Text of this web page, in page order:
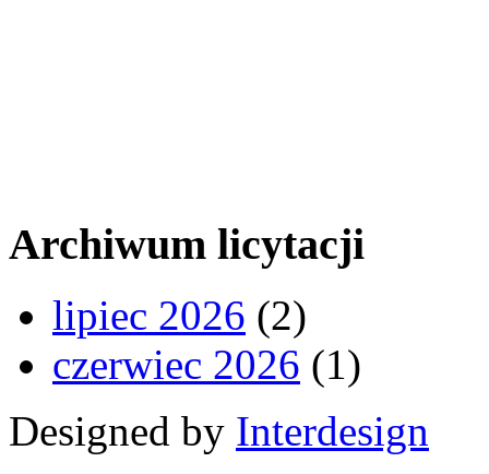
Archiwum licytacji
lipiec 2026 (2)
czerwiec 2026 (1)
Designed by Interdesign